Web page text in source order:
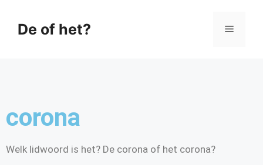
De of het?
corona
Welk lidwoord is het? De corona of het corona?